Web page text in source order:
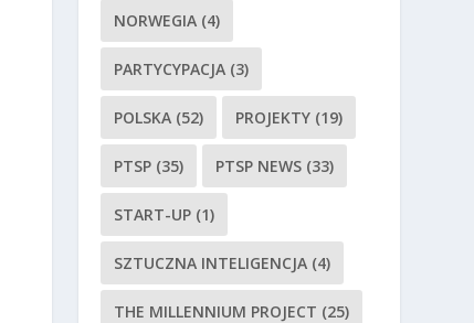
NORWEGIA (4)
PARTYCYPACJA (3)
POLSKA (52) PROJEKTY (19)
PTSP (35) PTSP NEWS (33)
START-UP (1)
SZTUCZNA INTELIGENCJA (4)
THE MILLENNIUM PROJECT (25)